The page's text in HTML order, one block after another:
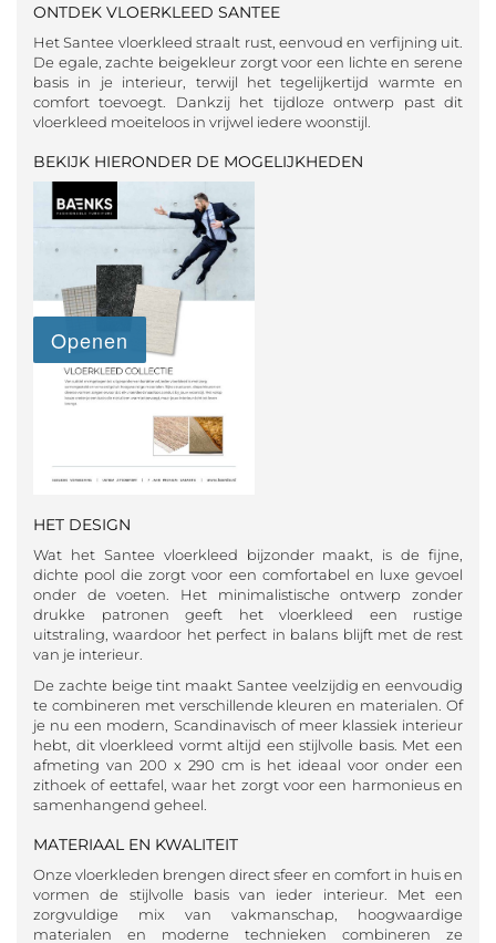
ONTDEK VLOERKLEED SANTEE
Het Santee vloerkleed straalt rust, eenvoud en verfijning uit.
De egale, zachte beigekleur zorgt voor een lichte en serene
basis in je interieur, terwijl het tegelijkertijd warmte en
comfort toevoegt. Dankzij het tijdloze ontwerp past dit
vloerkleed moeiteloos in vrijwel iedere woonstijl.
BEKIJK HIERONDER DE MOGELIJKHEDEN
HET DESIGN
Wat het Santee vloerkleed bijzonder maakt, is de fijne,
dichte pool die zorgt voor een comfortabel en luxe gevoel
onder de voeten. Het minimalistische ontwerp zonder
drukke patronen geeft het vloerkleed een rustige
uitstraling, waardoor het perfect in balans blijft met de rest
van je interieur.
De zachte beige tint maakt Santee veelzijdig en eenvoudig
te combineren met verschillende kleuren en materialen. Of
je nu een modern, Scandinavisch of meer klassiek interieur
hebt, dit vloerkleed vormt altijd een stijlvolle basis. Met een
afmeting van 200 x 290 cm is het ideaal voor onder een
zithoek of eettafel, waar het zorgt voor een harmonieus en
samenhangend geheel.
MATERIAAL EN KWALITEIT
Onze vloerkleden brengen direct sfeer en comfort in huis en
vormen de stijlvolle basis van ieder interieur. Met een
zorgvuldige mix van vakmanschap, hoogwaardige
materialen en moderne technieken combineren ze